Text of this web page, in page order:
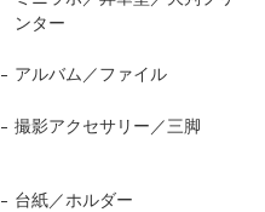
ンター
アルバム／ファイル
撮影アクセサリー／三脚
台紙／ホルダー